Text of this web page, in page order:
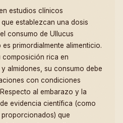
estudios clínicos
establezcan una dosis
consumo de Ullucus
primordialmente alimenticio.
composición rica en
almidones, su consumo debe
con condiciones
al embarazo y la
evidencia científica (como
que